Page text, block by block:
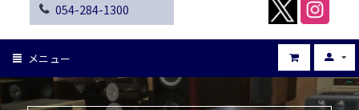
054-284-1300
メニュー